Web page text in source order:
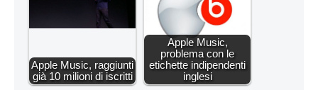
Apple Music, raggiunti
già 10 milioni di iscritti
Apple Music,
problema con le
etichette indipendenti
inglesi